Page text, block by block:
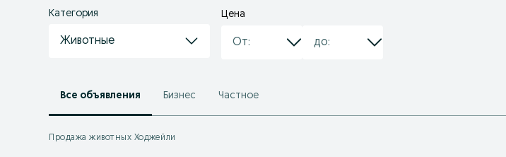
Категория
Животные
Цена
Все объявления Бизнес Частное
Продажа животных Ходжейли